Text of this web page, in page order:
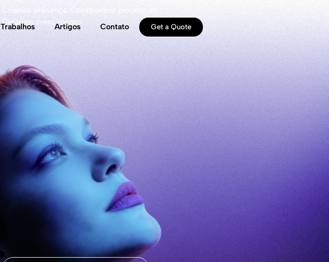
Trabalhos Artigos Contato Get a Quote
Criamos presença. Construímos percepção.
Geramos crescimento.